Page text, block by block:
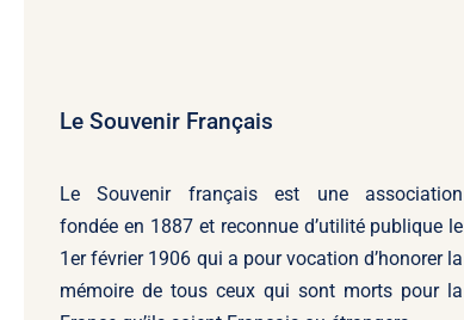
Le Souvenir Français
Le Souvenir françaisest une association
fondée en 1887 et reconnue d’utilité publique le
1er février 1906 qui a pour vocation d’honorer la
mémoire de tous ceux qui sont morts pour la